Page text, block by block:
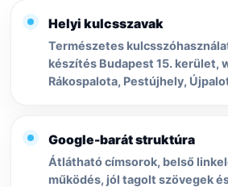
Helyi kulcsszavak
Természetes
készítés Budapest 15. kerület,
Rákospalota, Pestújhely,
Google-barát struktúra
Átlátható címsorok, belső
működés, jól tagolt szövegek